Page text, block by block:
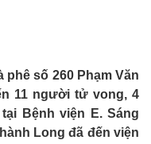
phê số 260 Phạm Văn
11 người tử vong, 4
Bệnh viện E. Sáng
Long đã đến viện